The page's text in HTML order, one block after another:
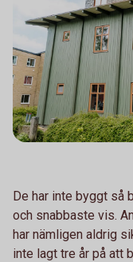
De har inte byggt så
och snabbaste vis.
har nämligen aldrig
inte lagt tre år på att